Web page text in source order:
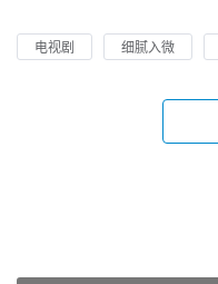
电视剧 细腻入微